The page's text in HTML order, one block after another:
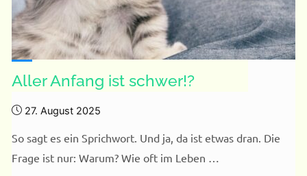
Aller Anfang ist schwer!?
27. August 2025
So sagt es ein Sprichwort. Und ja, da ist etwas dran. Die
Frage ist nur: Warum? Wie oft im Leben …